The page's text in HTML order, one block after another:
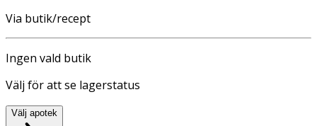
Via butik/recept
Ingen vald butik
Välj för att se lagerstatus
Välj apotek